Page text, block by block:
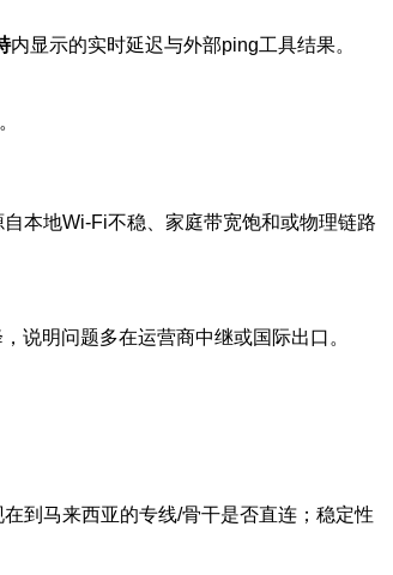
内显示的实时延迟与外部ping工具结果。
本地Wi-Fi不稳、家庭带宽饱和或物理链路
说明问题多在运营商中继或国际出口。
到马来西亚的专线/骨干是否直连；稳定性